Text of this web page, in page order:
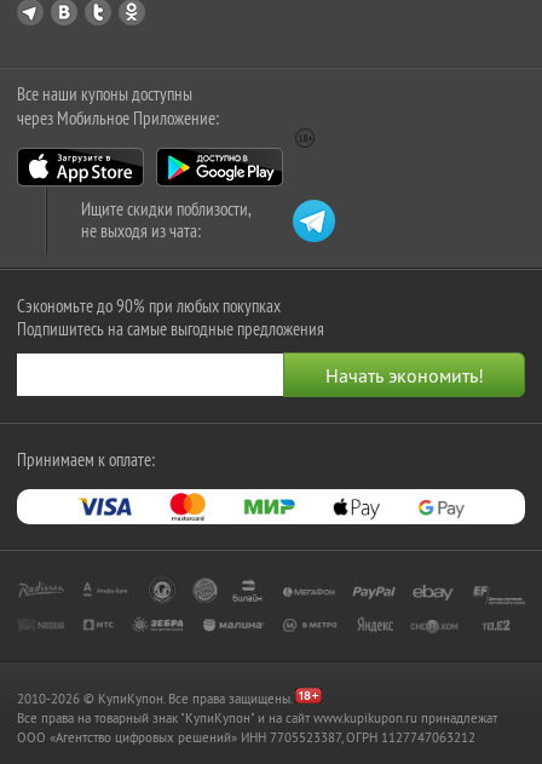
Все наши купоны доступны
через Мобильное Приложение:
Ищите скидки поблизости,
не выходя из чата:
Сэкономьте до 90% при любых покупках
Подпишитесь на самые выгодные предложения
Принимаем к оплате:
2010-2026 © КупиКупон. Все права защищены.
Все права на товарный знак "КупиКупон" и на сайт www.kupikupon.ru принадлежат
OOO «Агентство цифровых решений» ИНН 7705523387, ОГРН 1127747063212